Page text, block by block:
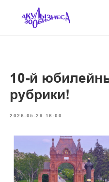
10-й
рубрики!
2026-05-29 16:00